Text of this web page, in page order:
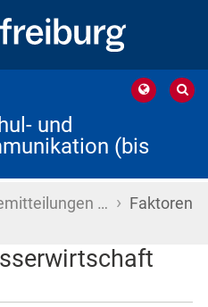
und
(bis
… › Faktoren